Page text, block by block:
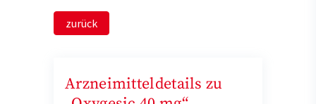
zurück
Arzneimitteldetails zu